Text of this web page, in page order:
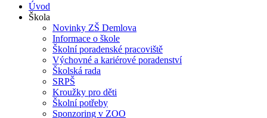
Úvod
Škola
Novinky ZŠ Demlova
Informace o škole
Školní poradenské pracoviště
Výchovné a kariérové poradenství
Školská rada
SRPŠ
Kroužky pro děti
Školní potřeby
Sponzoring v ZOO